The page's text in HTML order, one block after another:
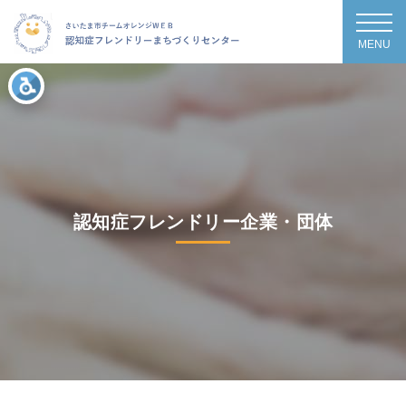
MENU
認知症フレンドリー企業・団体